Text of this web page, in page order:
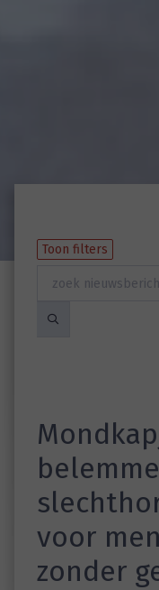
Toon filters
voor
zonder